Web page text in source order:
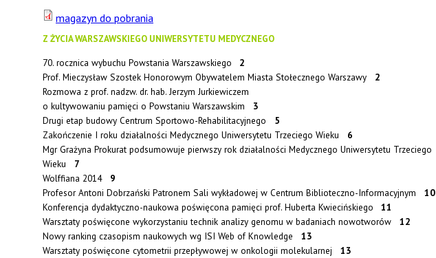
magazyn do pobrania
Z ŻYCIA WARSZAWSKIEGO UNIWERSYTETU MEDYCZNEGO
70. rocznica wybuchu Powstania Warszawskiego
2
Prof. Mieczysław Szostek Honorowym Obywatelem Miasta Stołecznego Warszawy 2
Rozmowa z prof. nadzw. dr. hab. Jerzym Jurkiewiczem
o kultywowaniu pamięci o Powstaniu Warszawskim 3
Drugi etap budowy Centrum Sportowo-Rehabilitacyjnego 5
Zakończenie I roku działalności Medycznego Uniwersytetu Trzeciego Wieku 6
Mgr Grażyna Prokurat podsumowuje pierwszy rok działalności Medycznego Uniwersytetu Trzeciego
Wieku 7
Wolffiana 2014 9
Profesor Antoni Dobrzański Patronem Sali wykładowej w Centrum Biblioteczno-Informacyjnym 10
Konferencja dydaktyczno-naukowa poświęcona pamięci prof. Huberta Kwiecińskiego
11
Warsztaty poświęcone wykorzystaniu technik analizy genomu w badaniach nowotworów 12
Nowy ranking czasopism naukowych wg ISI Web of Knowledge 13
Warsztaty poświęcone cytometrii przepływowej w onkologii molekularnej 13